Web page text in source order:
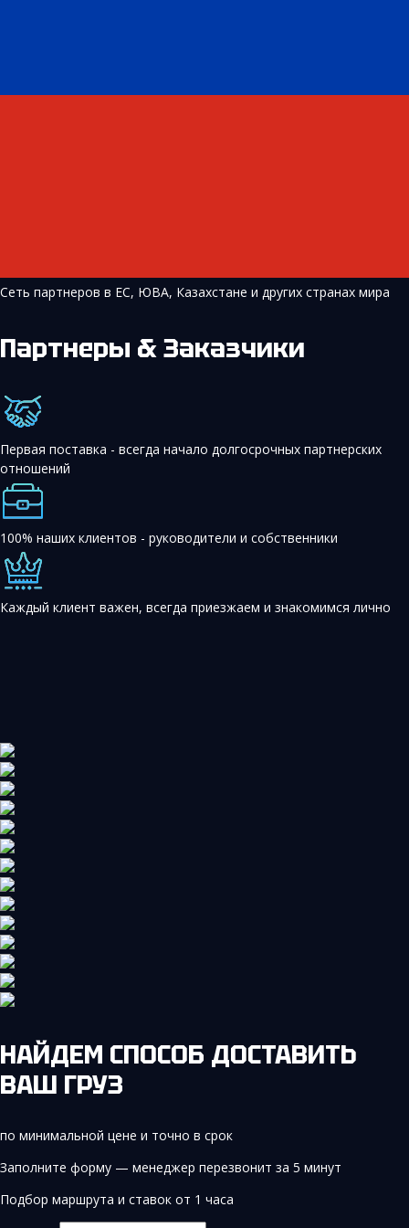
Сеть партнеров в ЕС, ЮВА, Казахстане и других странах мира
Партнеры & Заказчики
Первая поставка - всегда начало долгосрочных партнерских
отношений
100% наших клиентов - руководители и собственники
Каждый клиент важен, всегда приезжаем и знакомимся лично
НАЙДЕМ СПОСОБ ДОСТАВИТЬ
ВАШ ГРУЗ
по минимальной цене и точно в срок
Заполните форму — менеджер перезвонит за 5 минут
Подбор маршрута и ставок от 1 часа